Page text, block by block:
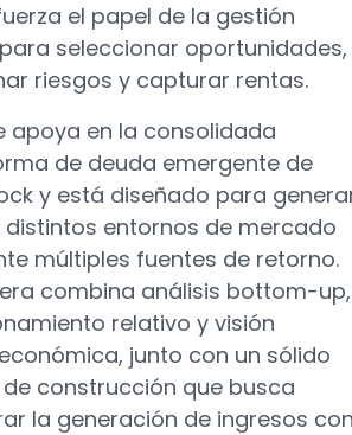
el papel de la gestión
seleccionar oportunidades,
riesgos y capturar rentas.
apoya en la consolidada
de deuda emergente de
y está diseñado para
distintos entornos de mercado
múltiples fuentes de retorno.
combina análisis bottom-up,
relativo y visión
junto con un sólido
construcción que busca
la generación de ingresos